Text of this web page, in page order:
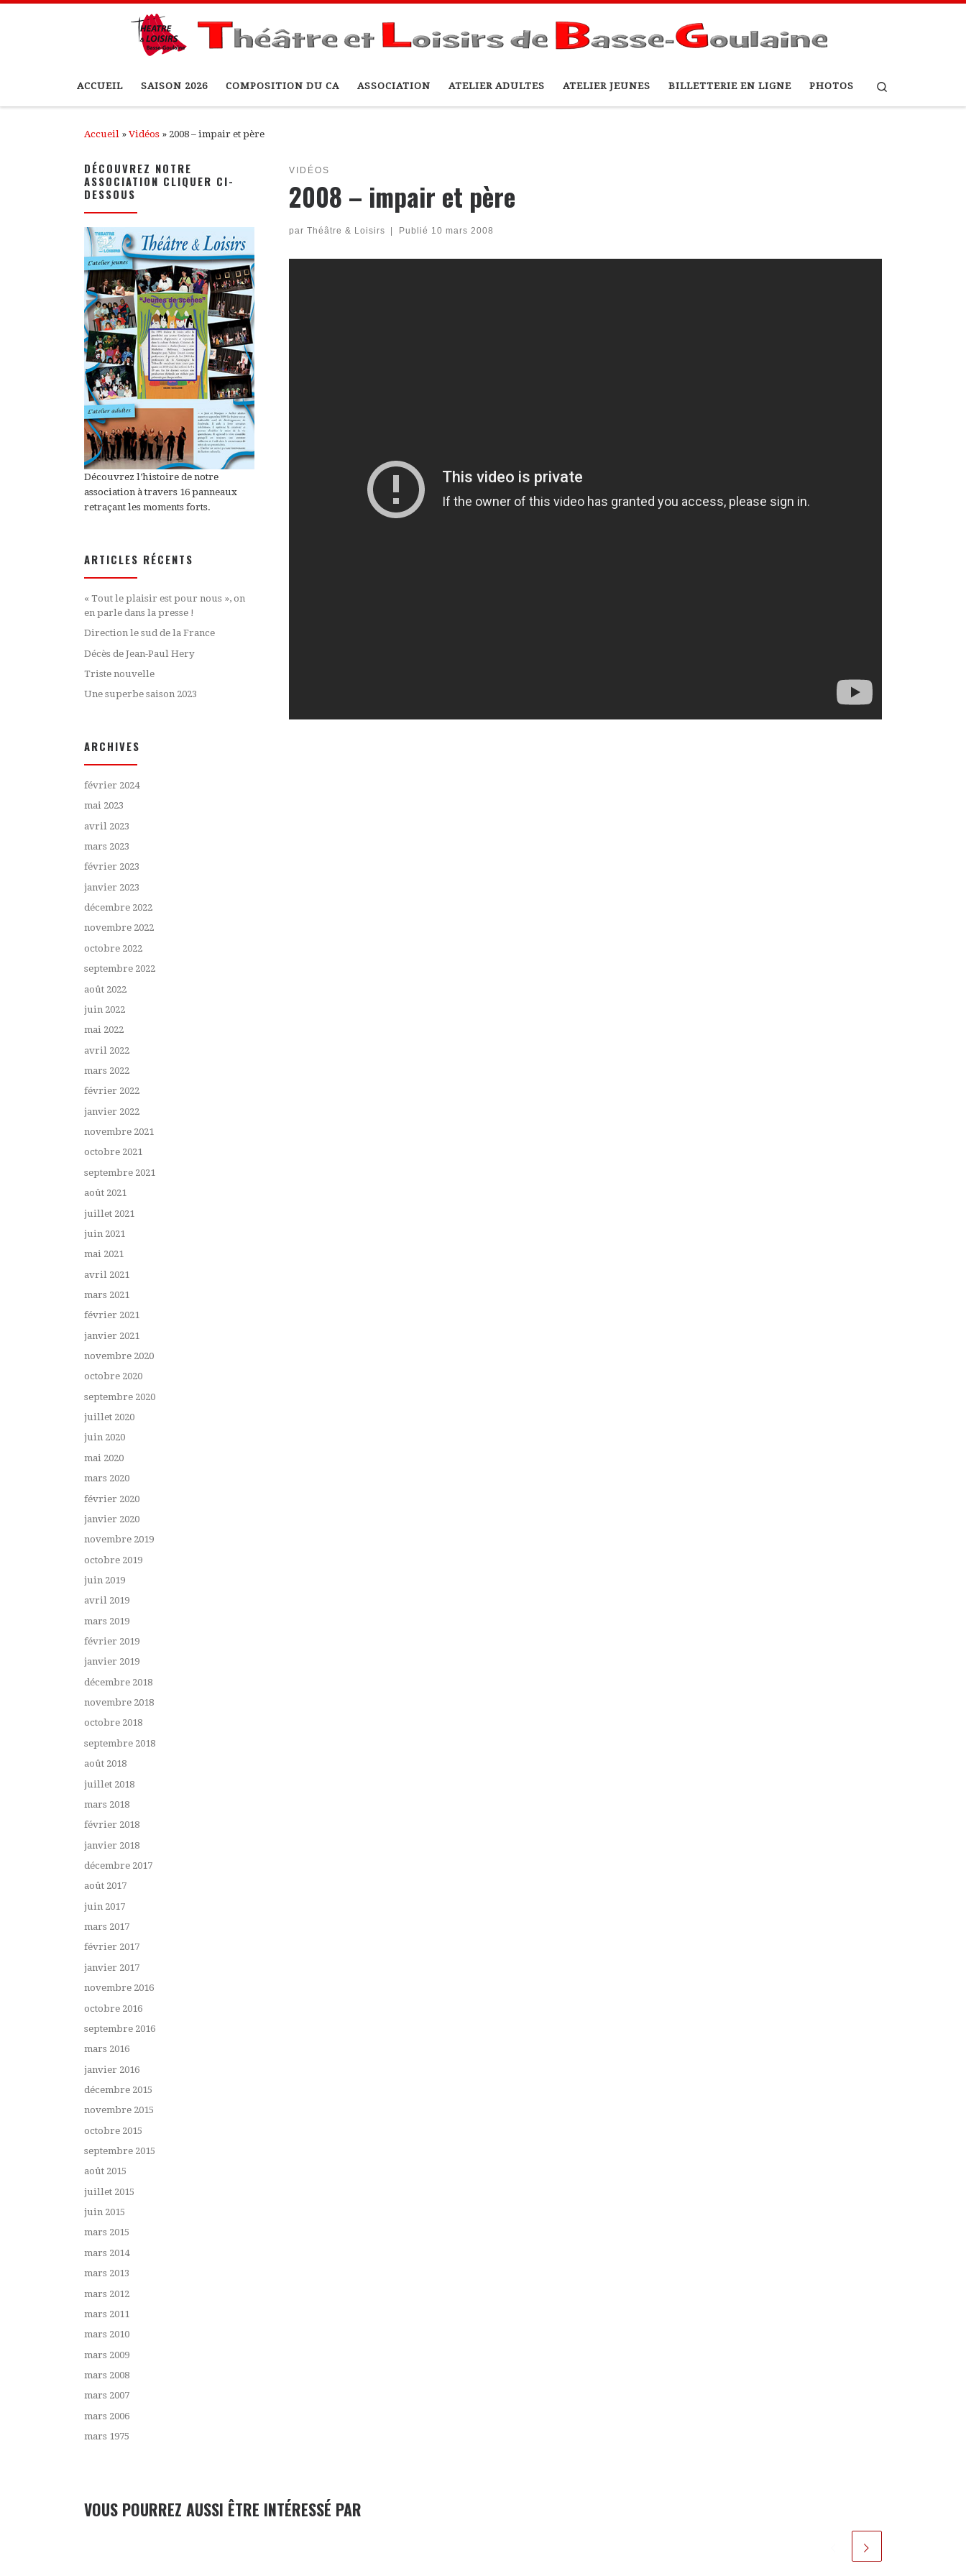
ACCUEIL SAISON 2026 COMPOSITION DU CA ASSOCIATION ATELIER ADULTES ATELIER JEUNES BILLETTERIE EN LIGNE PHOTOS
Accueil » Vidéos » 2008 – impair et père
VIDÉOS
2008 – impair et père
par Théâtre & Loisirs Publié 10 mars 2008
VOUS POURREZ AUSSI ÊTRE INTÉRESSÉ PAR
DÉCOUVREZ NOTRE
ASSOCIATION CLIQUER CI-
DESSOUS
Découvrez l’histoire de notre
association à travers 16 panneaux
retraçant les moments forts.
ARTICLES RÉCENTS
« Tout le plaisir est pour nous », on
en parle dans la presse !
Direction le sud de la France
Décès de Jean-Paul Hery
Triste nouvelle
Une superbe saison 2023
ARCHIVES
février 2024
mai 2023
avril 2023
mars 2023
février 2023
janvier 2023
décembre 2022
novembre 2022
octobre 2022
septembre 2022
août 2022
juin 2022
mai 2022
avril 2022
mars 2022
février 2022
janvier 2022
novembre 2021
octobre 2021
septembre 2021
août 2021
juillet 2021
juin 2021
mai 2021
avril 2021
mars 2021
février 2021
janvier 2021
novembre 2020
octobre 2020
septembre 2020
juillet 2020
juin 2020
mai 2020
mars 2020
février 2020
janvier 2020
novembre 2019
octobre 2019
juin 2019
avril 2019
mars 2019
février 2019
janvier 2019
décembre 2018
novembre 2018
octobre 2018
septembre 2018
août 2018
juillet 2018
mars 2018
février 2018
janvier 2018
décembre 2017
août 2017
juin 2017
mars 2017
février 2017
janvier 2017
novembre 2016
octobre 2016
septembre 2016
mars 2016
janvier 2016
décembre 2015
novembre 2015
octobre 2015
septembre 2015
août 2015
juillet 2015
juin 2015
mars 2015
mars 2014
mars 2013
mars 2012
mars 2011
mars 2010
mars 2009
mars 2008
mars 2007
mars 2006
mars 1975